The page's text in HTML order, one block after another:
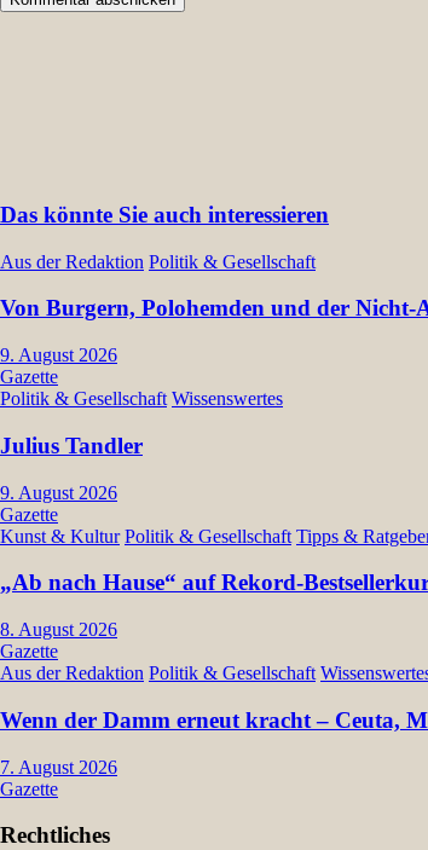
Das könnte Sie auch interessieren
Aus der Redaktion Politik & Gesellschaft
Von Burgern, Polohemden und der Nicht-
9. August 2026
Gazette
Politik & Gesellschaft Wissenswertes
Julius Tandler
9. August 2026
Gazette
Kunst & Kultur Politik & Gesellschaft Tipps &
„Ab nach Hause“ auf Rekord-
8. August 2026
Gazette
Aus der Redaktion Politik & Gesellschaft
Wenn der Damm erneut kracht – Ceuta,
7. August 2026
Gazette
Rechtliches